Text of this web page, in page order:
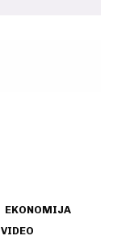
EKONOMIJA
VIDEO